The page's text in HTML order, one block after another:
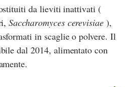
da lieviti inattivati (
Saccharomyces cerevisiae ),
in scaglie o polvere. Il
dal 2014, alimentato con